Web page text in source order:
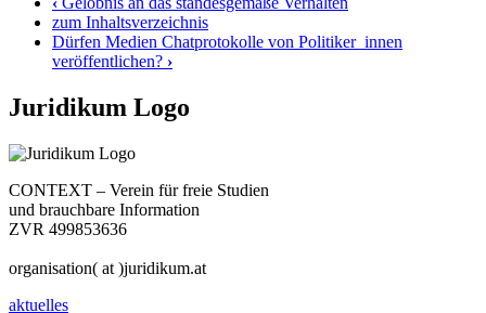
zum Inhaltsverzeichnis
Dürfen Medien Chatprotokolle von Politiker_innen
veröffentlichen? ›
Juridikum Logo
CONTEXT – Verein für freie Studien
und brauchbare Information
ZVR 499853636
organisation( at )juridikum.at
aktuelles